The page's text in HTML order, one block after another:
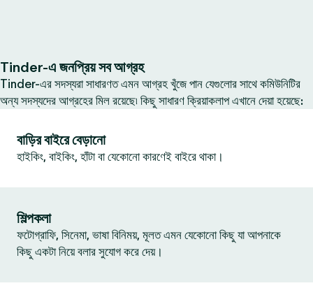
Tinder-এ জনপ্রিয় সব আগ্রহ
Tinder-এর সদস্যরা সাধারণত এমন আগ্রহ খুঁজে পান যেগুলোর সাথে কমিউনিটির
অন্য সদস্যদের আগ্রহের মিল রয়েছে৷ কিছু সাধারণ ক্রিয়াকলাপ এখানে দেয়া হয়েছে:
বাড়ির বাইরে বেড়ানো
হাইকিং, বাইকিং, হাঁটা বা যেকোনো কারণেই বাইরে থাকা।
শিল্পকলা
ফটোগ্রাফি, সিনেমা, ভাষা বিনিময়, মূলত এমন যেকোনো কিছু যা আপনাকে
কিছু একটা নিয়ে বলার সুযোগ করে দেয়।